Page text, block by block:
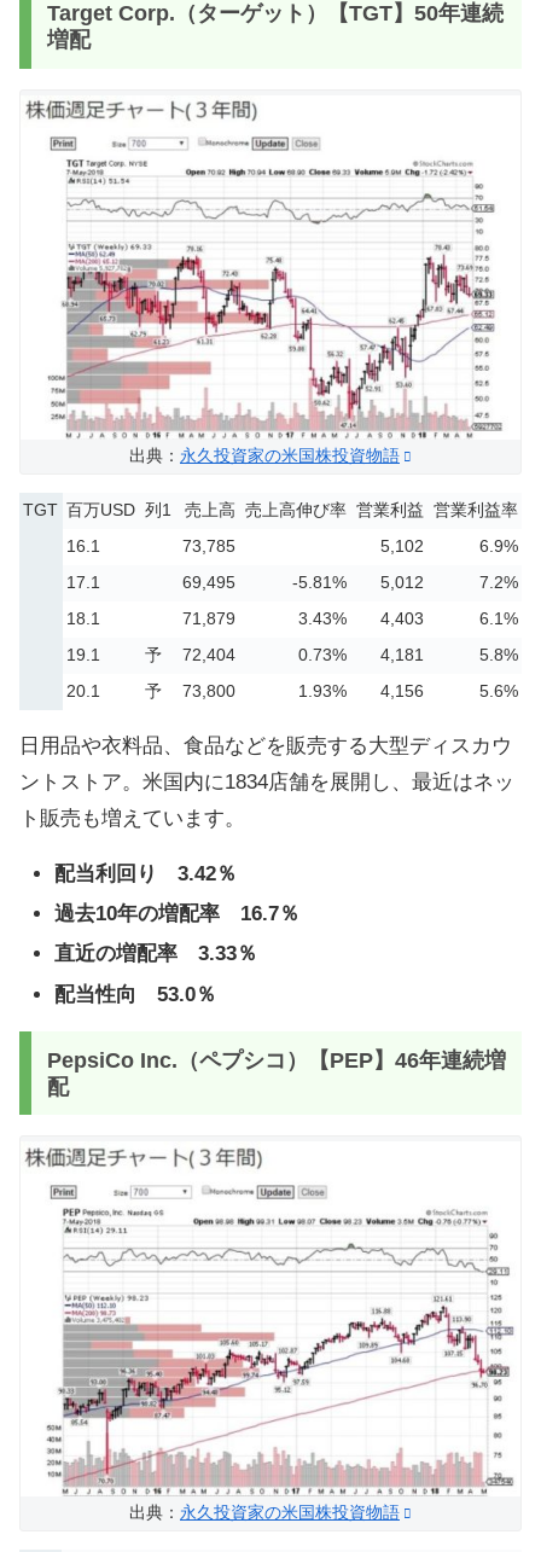
Target Corp.（ターゲット）【TGT】50年連続
増配
出典： 永久投資家の米国株投資物語
TGT 百万USD 列1 売上高 売上高伸び率 営業利益 営業利益率
16.1
73,785 5,102
6.9%
17.1
69,495 -5.81% 5,012
7.2%
18.1
71,879 3.43% 4,403
6.1%
19.1
予 72,404 0.73% 4,181
5.8%
20.1
予 73,800 1.93% 4,156 5.6%
日用品や衣料品、食品などを販売する大型ディスカウ
ントストア。米国内に1834店舗を展開し、最近はネッ
ト販売も増えています。
配当利回り 3.42％
過去10年の増配率 16.7％
直近の増配率 3.33％
配当性向 53.0％
PepsiCo Inc.（ペプシコ）【PEP】46年連続増
配
出典： 永久投資家の米国株投資物語